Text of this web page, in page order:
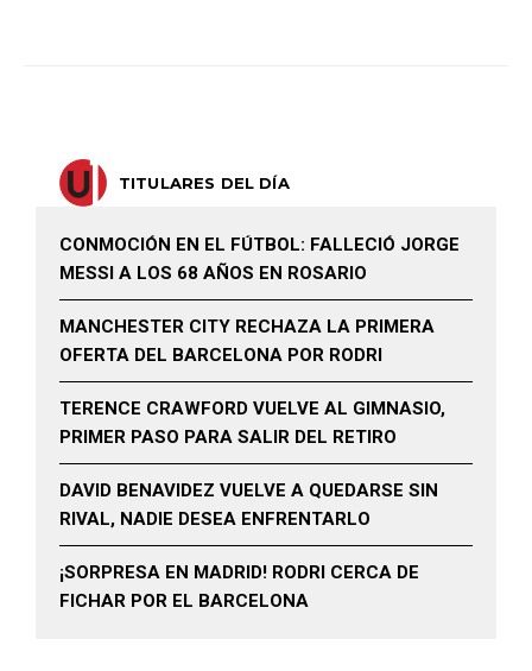
TITULARES DEL DÍA
CONMOCIÓN EN EL FÚTBOL: FALLECIÓ JORGE
MESSI A LOS 68 AÑOS EN ROSARIO
MANCHESTER CITY RECHAZA LA PRIMERA
OFERTA DEL BARCELONA POR RODRI
TERENCE CRAWFORD VUELVE AL GIMNASIO,
PRIMER PASO PARA SALIR DEL RETIRO
DAVID BENAVIDEZ VUELVE A QUEDARSE SIN
RIVAL, NADIE DESEA ENFRENTARLO
¡SORPRESA EN MADRID! RODRI CERCA DE
FICHAR POR EL BARCELONA